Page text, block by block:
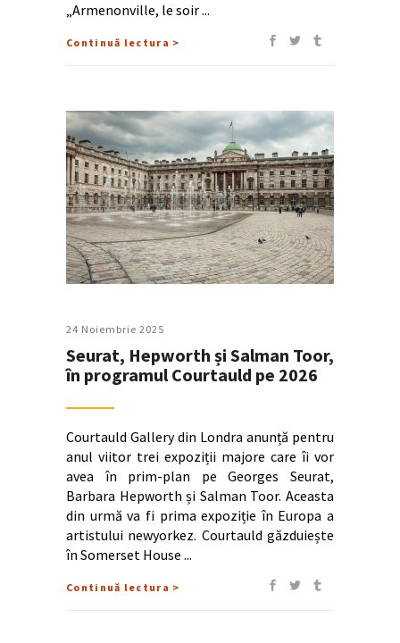
„Armenonville, le soir
Continuă lectura >
24 Noiembrie 2025
Seurat, Hepworth și Salman Toor,
în programul Courtauld pe 2026
Courtauld Gallery din Londra anunță pentru
anul viitor trei expoziții majore care îi vor
avea în prim-plan pe Georges Seurat,
Barbara Hepworth și Salman Toor. Aceasta
din urmă va fi prima expoziție în Europa a
artistului newyorkez. Courtauld găzduiește
în Somerset House
Continuă lectura >